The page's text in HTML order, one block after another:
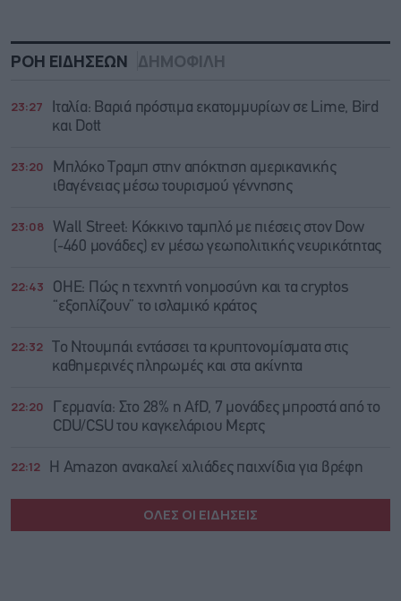
ΡΟΗ ΕΙΔΗΣΕΩΝ ΔΗΜΟΦΙΛΗ
23:27
Ιταλία: Βαριά πρόστιμα εκατομμυρίων σε Lime, Bird
και Dott
23:20
Μπλόκο Τραμπ στην απόκτηση αμερικανικής
ιθαγένειας μέσω τουρισμού γέννησης
23:08
Wall Street: Κόκκινο ταμπλό με πιέσεις στον Dow
(-460 μονάδες) εν μέσω γεωπολιτικής νευρικότητας
22:43
ΟΗΕ: Πώς η τεχνητή νοημοσύνη και τα cryptos
“εξοπλίζουν” το ισλαμικό κράτος
22:32
Το Ντουμπάι εντάσσει τα κρυπτονομίσματα στις
καθημερινές πληρωμές και στα ακίνητα
22:20
Γερμανία: Στο 28% η AfD, 7 μονάδες μπροστά από το
CDU/CSU του καγκελάριου Μερτς
22:12 Η Amazon ανακαλεί χιλιάδες παιχνίδια για βρέφη
ΟΛΕΣ ΟΙ ΕΙΔΗΣΕΙΣ